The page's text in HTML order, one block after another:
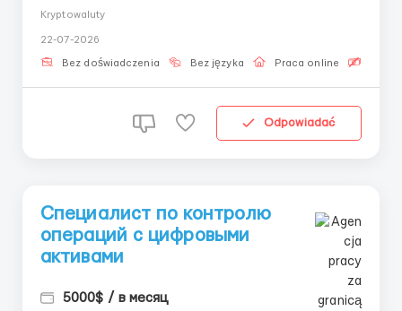
это сердце финтех-компании. Без четкого контроля
процессов ни одна финансовая платформа не
Kryptowaluty
22-07-2026
Bez doświadczenia Bez języka Praca online
Odpowiadać
Специалист по контролю
операций с цифровыми
активами
5000$ / в месяц